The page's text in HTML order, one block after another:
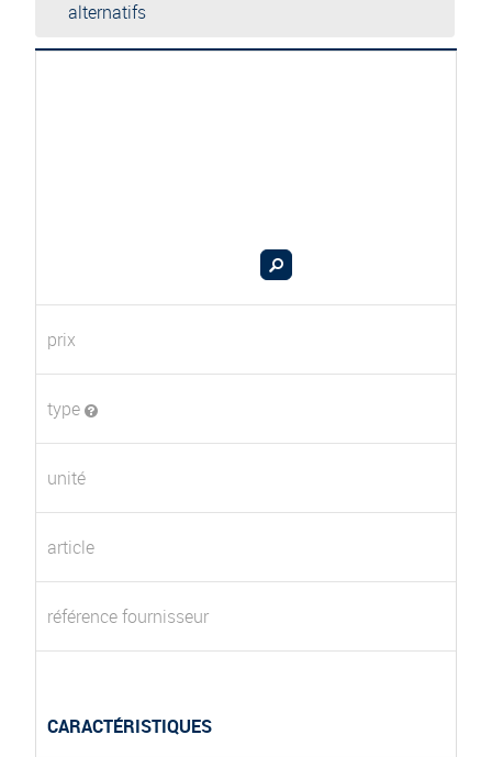
alternatifs
prix
type
unité
article
référence fournisseur
CARACTÉRISTIQUES